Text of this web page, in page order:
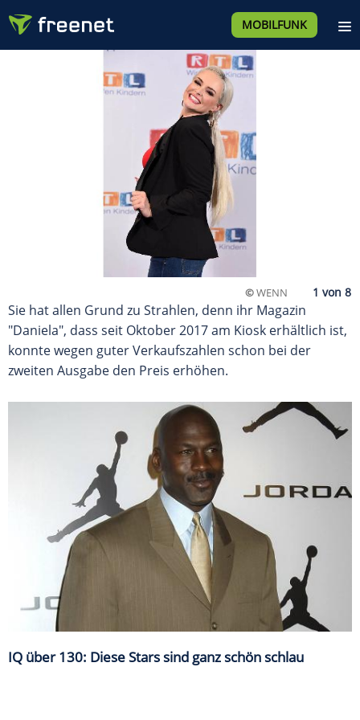
MOBILFUNK
©WENN
Sie hat allen Grund zu Strahlen, denn ihr Magazin
"Daniela", dass seit Oktober 2017 am Kiosk erhältlich ist,
konnte wegen guter Verkaufszahlen schon bei der
zweiten Ausgabe den Preis erhöhen.
IQ über 130: Diese Stars sind ganz schön schlau